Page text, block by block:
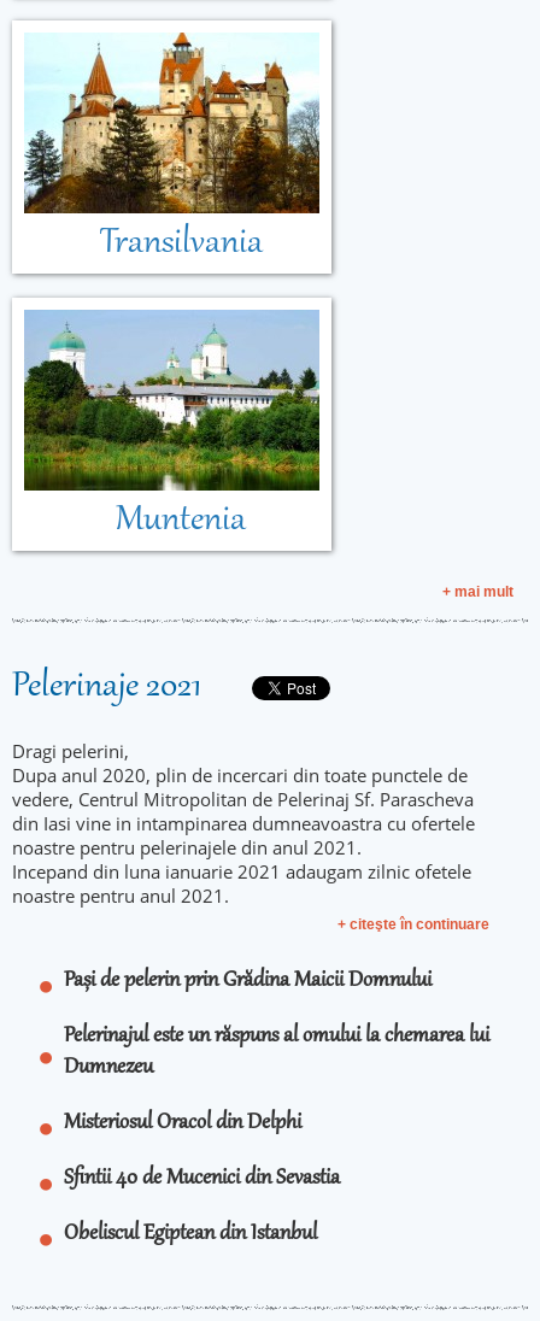
Transilvania
Muntenia
+ mai mult
Pelerinaje 2021
Dragi pelerini,
Dupa anul 2020, plin de incercari din toate punctele de
vedere, Centrul Mitropolitan de Pelerinaj Sf. Parascheva
din Iasi vine in intampinarea dumneavoastra cu ofertele
noastre pentru pelerinajele din anul 2021.
Incepand din luna ianuarie 2021 adaugam zilnic ofetele
noastre pentru anul 2021.
+ citeşte în continuare
Pași de pelerin prin Grădina Maicii Domnului
Pelerinajul este un răspuns al omului la chemarea lui
Dumnezeu
Misteriosul Oracol din Delphi
Sfintii 40 de Mucenici din Sevastia
Obeliscul Egiptean din Istanbul